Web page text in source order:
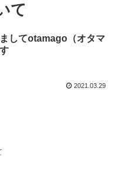
て
してotamago（オタマ
2021.03.29